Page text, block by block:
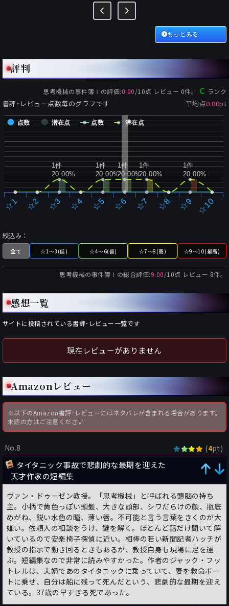
もっとみる
評判
思考機械の事件簿Ⅰ の評価:0.00/10点 レビュー 0件。 C ランク
書評･レビュー点数毎のグラフです 平均点0.00pt
点数 潜在点 点数 潜在点
☆1 ☆2 ☆3 ☆4 ☆5 ☆6 ☆7 ☆8 ☆9 ☆10
1件
20.00%
1件
20.00%
1件
20.00%
1件
20.00%
1件
20.00%
絞込み：
全て ☆1～3(低) ☆4～6(普) ☆7～8(高) ☆9～10(最高)
思考機械の事件簿Ⅰ の総合評価:9.00/10点 レビュー 8件。
感想一覧
サイトに投稿されている書評･レビュー一覧です
現在レビューがありません
Amazonレビュー
※以下のAmazon書評･レビューにはネタバレが含まれる場合があります。
未読の方はご注意ください
No.8 (4pt)
タイタニック事故で悲劇的な最期を迎えた
天才作家の短編集
ヴァン・ドゥーゼン教授。「思考機械」と呼ばれる頭脳の持ち
主。小柄で黄色っぽい頭髪、大きな頭部、シワだらけの顔、瓶底
めがね、鋭い水色の瞳、薄い唇。不可能と言う言葉をきくのが大
嫌い。依頼人の相談をうけ、謎を解く。ほとんど話だけ聞いて解
いているので安楽椅子探偵に近い。相棒の若い新聞記者ハッチが
教授の指示で動き回るときもあるが、教授自身も現場に足を運
ぶ。短編集なので非常に読みやすかった。作者のジャック・フッ
トレルは、夫婦であのタイタニックに乗っていて、妻を救命ボー
トに乗せ、自分は船に残って死んだという、悲劇的な最期を迎え
ている。37歳の早すぎる死であった。